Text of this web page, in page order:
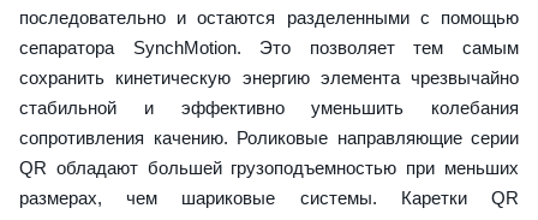
последовательно и остаются разделенными с помощью
сепаратора SynchMotion. Это позволяет тем самым
сохранить кинетическую энергию элемента чрезвычайно
стабильной и эффективно уменьшить колебания
сопротивления качению. Роликовые направляющие серии
QR обладают большей грузоподъемностью при меньших
размерах, чем шариковые системы. Каретки QR